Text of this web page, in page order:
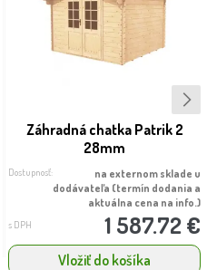
Záhradná chatka Patrik 2
28mm
Dostupnosť:
na externom sklade u
dodávateľa (termín dodania a
aktuálna cena na info.)
s DPH 1 587.72 €
Vložiť do košíka